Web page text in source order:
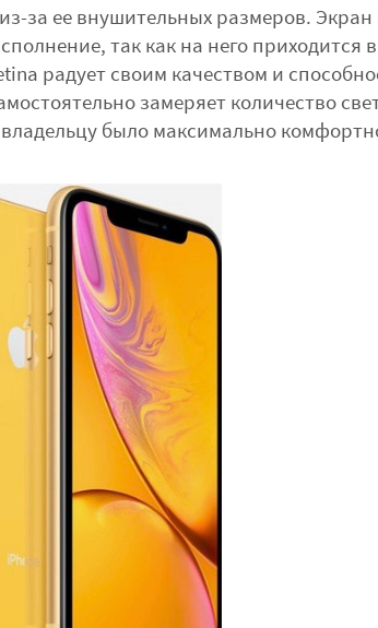
за ее внушительных размеров.
так как на него приходится
радует своим качеством и
замеряет количество
было максимально